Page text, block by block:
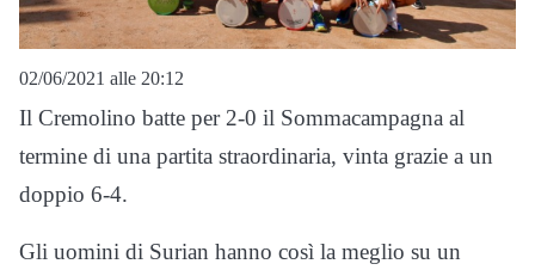
02/06/2021 alle 20:12
Il Cremolino batte per 2-0 il Sommacampagna al
termine di una partita straordinaria, vinta grazie a un
doppio 6-4.
Gli uomini di Surian hanno così la meglio su un